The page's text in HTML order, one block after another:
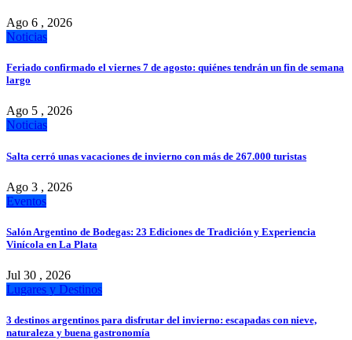
Ago 6 , 2026
Noticias
Feriado confirmado el viernes 7 de agosto: quiénes tendrán un fin de semana
largo
Ago 5 , 2026
Noticias
Salta cerró unas vacaciones de invierno con más de 267.000 turistas
Ago 3 , 2026
Eventos
Salón Argentino de Bodegas: 23 Ediciones de Tradición y Experiencia
Vinícola en La Plata
Jul 30 , 2026
Lugares y Destinos
3 destinos argentinos para disfrutar del invierno: escapadas con nieve,
naturaleza y buena gastronomía